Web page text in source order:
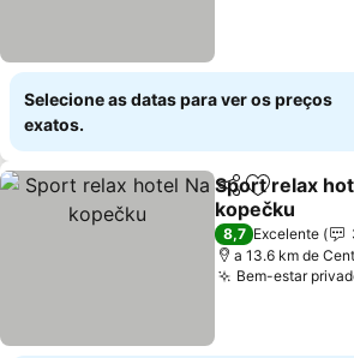
Selecione as datas para ver os preços
exatos.
PartilharAdicionar
Sport relax
kopečku
Ver preços
8,7 Excelente
a 13.6 km de
Bem-estar